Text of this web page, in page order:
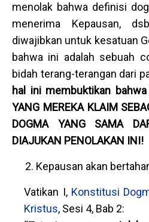
menolak bahwa definisi
menerima Kepausan,
diwajibkan untuk kesatuan
bahwa ini adalah sebuah
bidah terang-terangan dari
hal ini membuktikan
YANG MEREKA KLAIM
DOGMA YANG SAMA
DIAJUKAN PENOLAKAN INI!
Kepausan akan
Vatikan I, Konstitusi
Kristus, Sesi 4, Bab 2: